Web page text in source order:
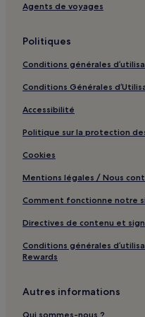
Port de Hakata : Hôtels
Port de Hakata : Hôtels
Hakata Riverain : hôtels à
Gare de Fukuoka Kyūdai-
Gare de Kasuya Yusu :
Porte Hakata Sennen-no-
Agents de voyages
Politiques
Conditions générales
Conditions Générales
Accessibilité
Politique sur la protection
Cookies
Mentions légales / Nous
Comment fonctionne notre
Directives de contenu et
Conditions générales
Rewards
Autres informations
Qui sommes-nous ?